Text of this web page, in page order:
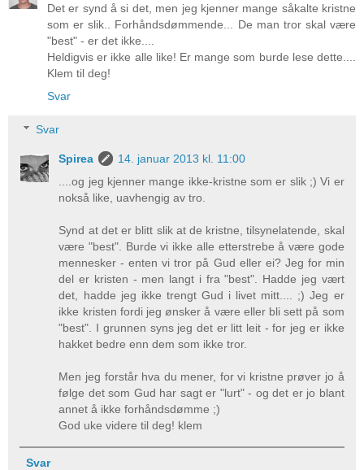
Det er synd å si det, men jeg kjenner mange såkalte kristne
som er slik.. Forhåndsdømmende... De man tror skal være
"best" - er det ikke....
Heldigvis er ikke alle like! Er mange som burde lese dette....
Klem til deg!
Svar
Svar
Spirea
14. januar 2013 kl. 11:00
....og jeg kjenner mange ikke-kristne som er slik ;) Vi er
nokså like, uavhengig av tro.
Synd at det er blitt slik at de kristne, tilsynelatende, skal
være "best". Burde vi ikke alle etterstrebe å være gode
mennesker - enten vi tror på Gud eller ei? Jeg for min
del er kristen - men langt i fra "best". Hadde jeg vært
det, hadde jeg ikke trengt Gud i livet mitt.... ;) Jeg er
ikke kristen fordi jeg ønsker å være eller bli sett på som
"best". I grunnen syns jeg det er litt leit - for jeg er ikke
hakket bedre enn dem som ikke tror.
Men jeg forstår hva du mener, for vi kristne prøver jo å
følge det som Gud har sagt er "lurt" - og det er jo blant
annet å ikke forhåndsdømme ;)
God uke videre til deg! klem
Svar